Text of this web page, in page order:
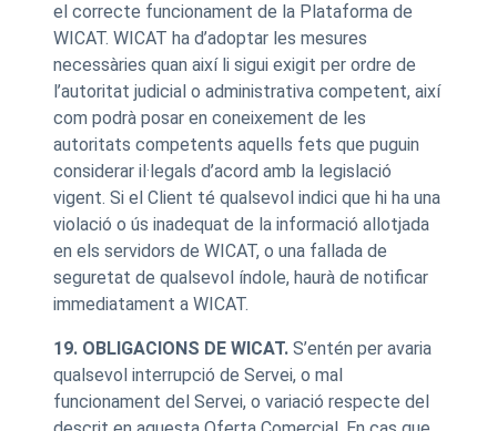
el correcte funcionament de la Plataforma de
WICAT. WICAT ha d’adoptar les mesures
necessàries quan així li sigui exigit per ordre de
l’autoritat judicial o administrativa competent, així
com podrà posar en coneixement de les
autoritats competents aquells fets que puguin
considerar il·legals d’acord amb la legislació
vigent. Si el Client té qualsevol indici que hi ha una
violació o ús inadequat de la informació allotjada
en els servidors de WICAT, o una fallada de
seguretat de qualsevol índole, haurà de notificar
immediatament a WICAT.
19. OBLIGACIONS DE WICAT. S’entén per avaria
qualsevol interrupció de Servei, o mal
funcionament del Servei, o variació respecte del